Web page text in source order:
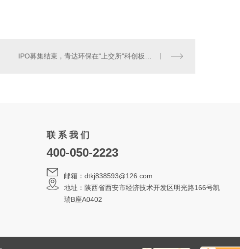
IPO募集结束，青达环保在“上交所”科创板成功上市！
联 系 我 们
400-050-2223
邮箱：dtkj838593@126.com
地址：陕西省西安市经济技术开发区明光路166号凯
瑞B座A0402